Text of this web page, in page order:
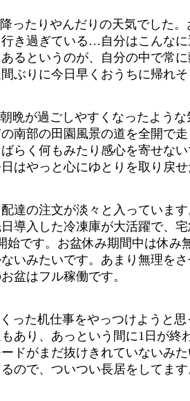
ったりやんだりの天気でした
き過ぎている…自分はこんな
るというのが、自分の中で常
ぶりに今日早くおうちに帰れ
晩が過ごしやすくなったよう
南部の田園風景の道を全開で
らく何もみたり感心を寄せな
はやっと心にゆとりを取り戻せ
達の注文が淡々と入っていま
導入した冷凍庫が大活躍で、
始です。お盆休み期間中は休
いみたいです。あまり無理を
盆はフル稼働です。
った机仕事をやっつけようと
あり、あっという間に1日が
ドがまだ抜けきれていないみ
ので、ついつい長居をしてま